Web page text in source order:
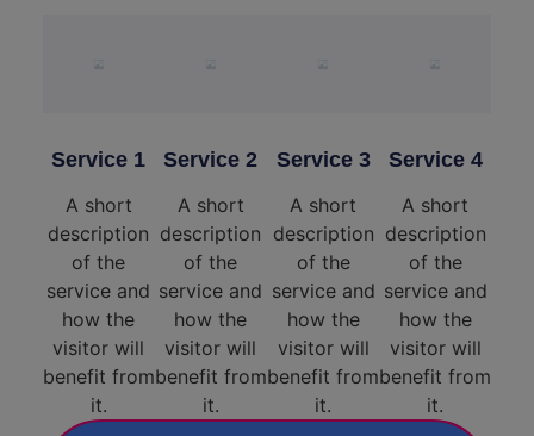
Service 1
A short
description
of the
service and
how the
visitor will
benefit from
it.
Service 2
A short
description
of the
service and
how the
visitor will
benefit from
it.
Service 3
A short
description
of the
service and
how the
visitor will
benefit from
it.
Service 4
A short
description
of the
service and
how the
visitor will
benefit from
it.